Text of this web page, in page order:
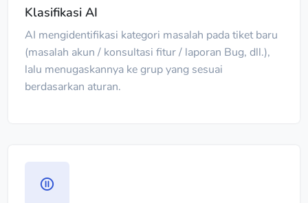
Klasifikasi AI
AI mengidentifikasi kategori masalah pada tiket baru
(masalah akun / konsultasi fitur / laporan Bug, dll.),
lalu menugaskannya ke grup yang sesuai
berdasarkan aturan.